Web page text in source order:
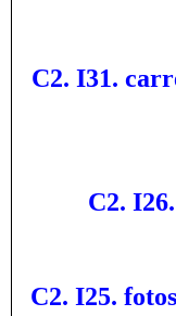
C2. I31.
C2.
C2. I25.